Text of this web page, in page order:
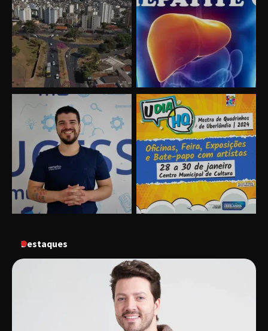
Destaques
Uberlândia recebe o projeto “Experiência Rio”
no dia 17 de junho
“Vozes pela Vida” celebra 10 anos com show
em Uberlândia
“Vem pra Praça!” reunirá arte, cultura e
gastronomia de Uberlândia em dois dias de
evento gratuito
“Uma prosa de valor” é o tema da roda de
conversa com o diretor e a produtora do
espetáculo Bárbara
sucesso absoluto em 2025
Senac em Uberlândia oferece curso gratuito
de Tricologia e Terapia Capilar